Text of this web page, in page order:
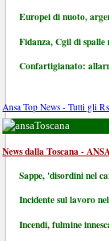
Europei di nuoto,
Fidanza, Cgil di
Confartigianato:
Ansa Top News - Tutti gli
Toscana
News dalla Toscana -
Sappe, 'disordini nel
Incidente sul lavoro
Incendi, fulmine